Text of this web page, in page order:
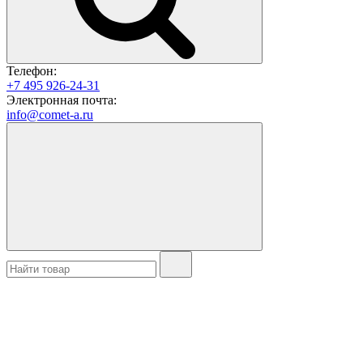
Телефон:
+7 495 926-24-31
Электронная почта:
info@comet-a.ru